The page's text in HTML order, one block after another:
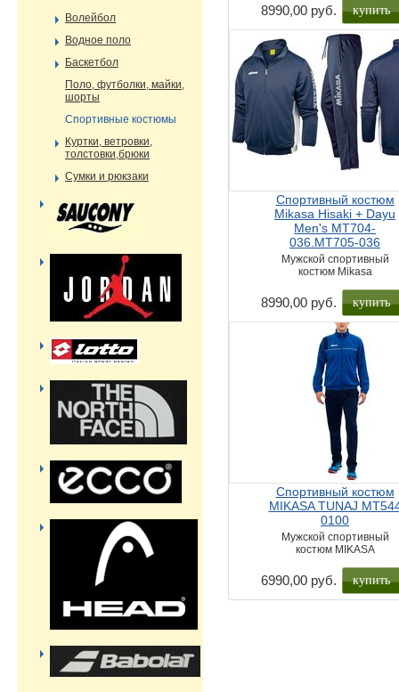
8990,00 руб. купить
Спортивный костюм
Mikasa Hisaki + Dayu
Men's MT704-
036.MT705-036
Мужской спортивный
костюм Mikasa
8990,00 руб. купить
Спортивный костюм
MIKASA TUNAJ
0100
Мужской спортивный
костюм MIKASA
6990,00 руб. купить
Волейбол
Водное поло
Баскетбол
Поло, футболки, майки,
шорты
Спортивные костюмы
Куртки, ветровки,
толстовки,брюки
Сумки и рюкзаки